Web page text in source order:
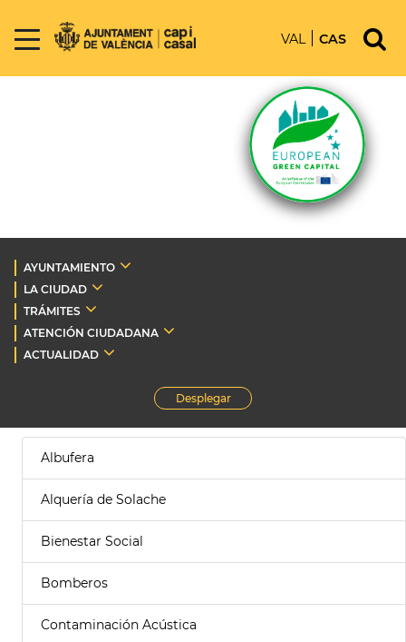
VAL CAS
AYUNTAMIENTO
LA CIUDAD
TRÁMITES
ATENCIÓN CIUDADANA
ACTUALIDAD
Desplegar
Albufera
Alquería de Solache
Bienestar Social
Bomberos
Contaminación Acústica